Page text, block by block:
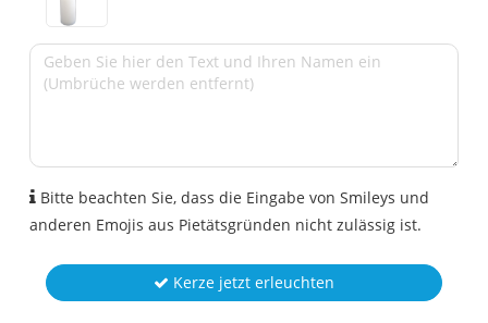
Bitte beachten Sie, dass die Eingabe von Smileys und
anderen Emojis aus Pietätsgründen nicht zulässig ist.
Kerze jetzt erleuchten